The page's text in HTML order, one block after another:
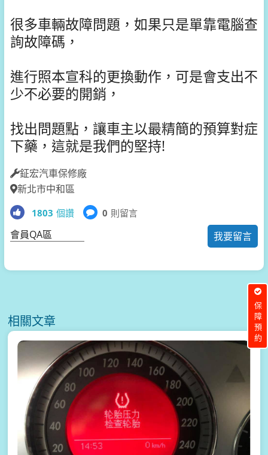
很多車輛故障問題，如果只是單靠電腦查
詢故障碼，
進行照本宣科的更換動作，可是會支出不
少不必要的開銷，
找出問題點，讓車主以最精簡的預算對症
下藥，這就是我們的堅持!
鉦宏汽車保修廠
新北市中和區
1803 個讚 0 則留言
我要留言
會員QA區
相關文章 保障預約